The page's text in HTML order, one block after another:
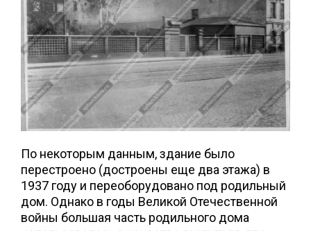
По некоторым данным, здание было
перестроено (достроены еще два этажа) в
1937 году и переоборудовано под родильный
дом. Однако в годы Великой Отечественной
войны большая часть родильного дома